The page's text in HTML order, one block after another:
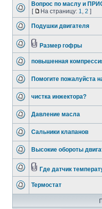
Вопрос по маслу и
[
На страницу: 1, 2 ]
Подушки двигателя
Размер гофры
повышенная
Помогите пожалуйста
чистка инжектора?
Давление масла
Сальники клапанов
Высокие обороты
Где датчик
Термостат